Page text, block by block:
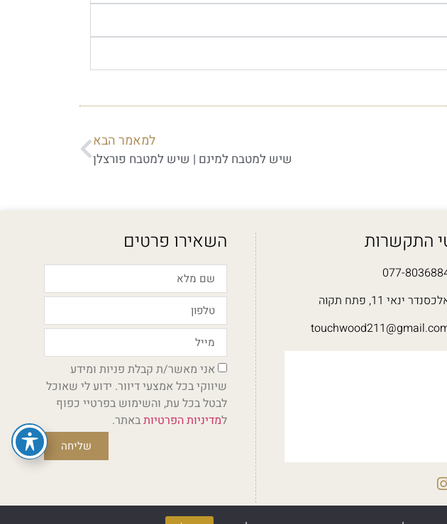
למאמר הבא
שיש למטבח למינם | שיש למטבח פורצלן
התקשרות
077-
ינאי 11, פתח תקוה
השאירו פרטים
אני מאשר/ת קבלת פניות ומידע
שיווקי בכל אמצעי דיוור. ידוע לי שאוכל
לבטל בכל עת, והשימוש בפרטיי כפוף
למדיניות הפרטיותבאתר.
שליחה